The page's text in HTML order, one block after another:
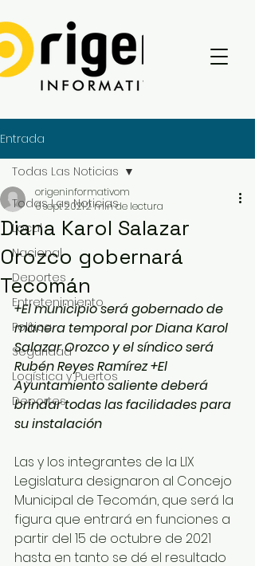
Entrada
Todas Las Noticias
Local
Nacional
Deportes
Entretenimiento
Política
Seguridad
Logística y Puertos
Deportes
Todas Las Noticias
Diana Karol Salazar
Orozco gobernará
Tecomán
origeninformativom
6 sept 20212 min de lectura
+El municipio será gobernado de
manera temporal por Diana Karol
Salazar Orozco y el síndico será
Rubén Reyes Ramírez +El
Ayuntamiento saliente deberá
brindar todas las facilidades para
su instalación
Las y los integrantes de la LIX
Legislatura designaron al Concejo
Municipal de Tecomán, que será la
figura que entrará en funciones a
partir del 15 de octubre de 2021
hasta en tanto se dé el resultado